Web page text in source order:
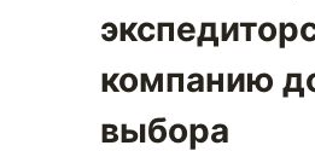
компанию
выбора